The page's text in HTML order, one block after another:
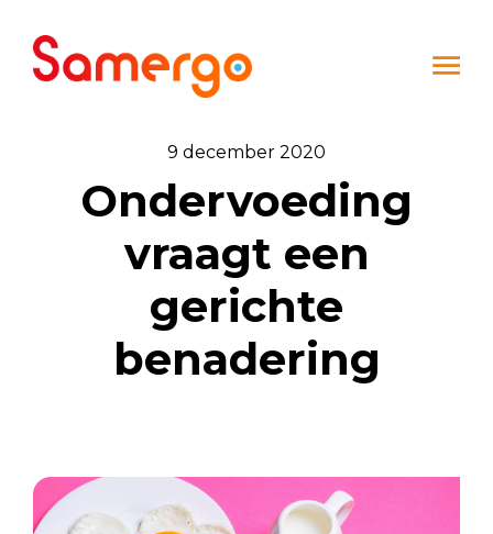
9 december 2020
Ondervoeding
vraagt een
gerichte
benadering